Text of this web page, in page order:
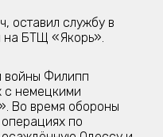
оставил службу в
на БТЩ «Якорь».
войны Филипп
с немецкими
Во время обороны
по